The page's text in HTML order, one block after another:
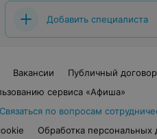
Добавить специалиста
Вакансии
Публичный договор
сервиса «Афиша»
Связаться по вопросам
Обработка персональных